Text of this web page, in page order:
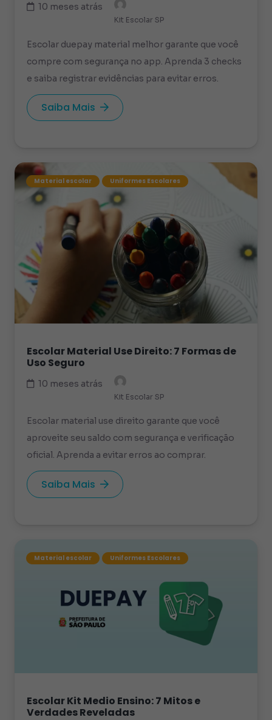
10 meses atrás
Kit Escolar SP
Escolar duepay material melhor garante que você
compre com segurança no app. Aprenda 3 checks
e saiba registrar evidências para evitar erros.
Saiba Mais
Material escolar Uniformes Escolares
Escolar Material Use Direito: 7 Formas de
Uso Seguro
10 meses atrás
Kit Escolar SP
Escolar material use direito garante que você
aproveite seu saldo com segurança e verificação
oficial. Aprenda a evitar erros ao comprar.
Saiba Mais
Material escolar Uniformes Escolares
Escolar Kit Medio Ensino: 7 Mitos e
Verdades Reveladas